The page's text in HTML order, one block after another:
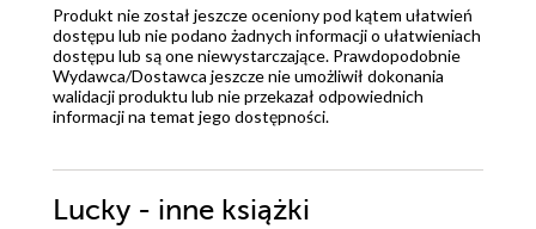
Produkt nie został jeszcze oceniony pod kątem ułatwień
dostępu lub nie podano żadnych informacji o ułatwieniach
dostępu lub są one niewystarczające. Prawdopodobnie
Wydawca/Dostawca jeszcze nie umożliwił dokonania
walidacji produktu lub nie przekazał odpowiednich
informacji na temat jego dostępności.
Lucky - inne książki